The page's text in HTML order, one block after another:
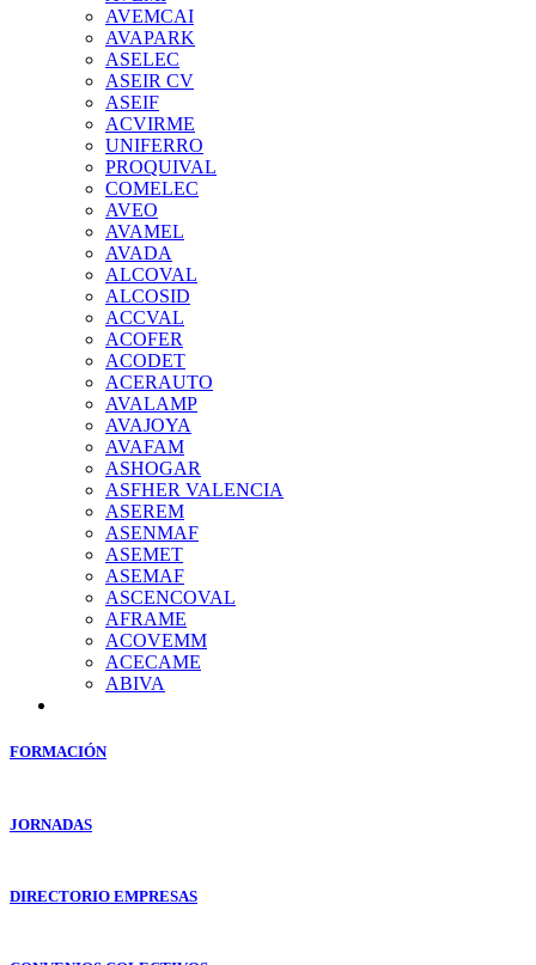
AVEMCAI
AVAPARK
ASELEC
ASEIR CV
ASEIF
ACVIRME
UNIFERRO
PROQUIVAL
COMELEC
AVEO
AVAMEL
AVADA
ALCOVAL
ALCOSID
ACCVAL
ACOFER
ACODET
ACERAUTO
AVALAMP
AVAJOYA
AVAFAM
ASHOGAR
ASFHER VALENCIA
ASEREM
ASENMAF
ASEMET
ASEMAF
ASCENCOVAL
AFRAME
ACOVEMM
ACECAME
ABIVA
FORMACIÓN
JORNADAS
DIRECTORIO EMPRESAS